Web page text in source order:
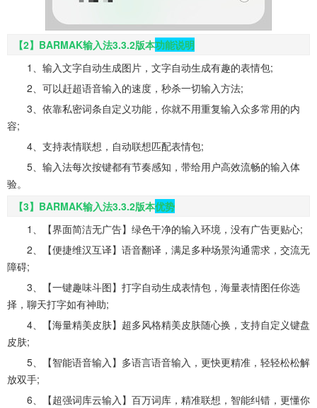
【2】BARMAK输入法3.3.2版本功能说明
1、输入文字自动生成图片，文字自动生成有趣的表情包;
2、可以赶超语音输入的速度，秒杀一切输入方法;
3、依靠私密词条自定义功能，你就不用重复输入众多常用的内
容;
4、支持表情联想，自动联想匹配表情包;
5、输入法每次按键都有节奏感知，带给用户高效流畅的输入体
验。
【3】BARMAK输入法3.3.2版本优势
1、【界面简洁无广告】绿色干净的输入环境，没有广告更贴心;
2、【便捷维汉互译】语音翻译，满足多种场景沟通需求，交流无
障碍;
3、【一键趣味斗图】打字自动生成表情包，海量表情图任你选
择，聊天打字如有神助;
4、【海量精美皮肤】超多风格精美皮肤随心换，支持自定义键盘
皮肤;
5、【智能语音输入】多语言语音输入，更快更精准，轻轻松松解
放双手;
6、【超强词库云输入】百万词库，精准联想，智能纠错，更懂你